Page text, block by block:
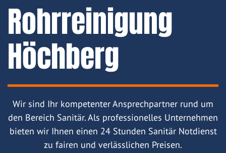
Rohrreinigung
Höchberg
Wir sind Ihr kompetenter Ansprechpartner rund um
den Bereich Sanitär. Als professionelles Unternehmen
bieten wir Ihnen einen 24 Stunden Sanitär Notdienst
zu fairen und verlässlichen Preisen.